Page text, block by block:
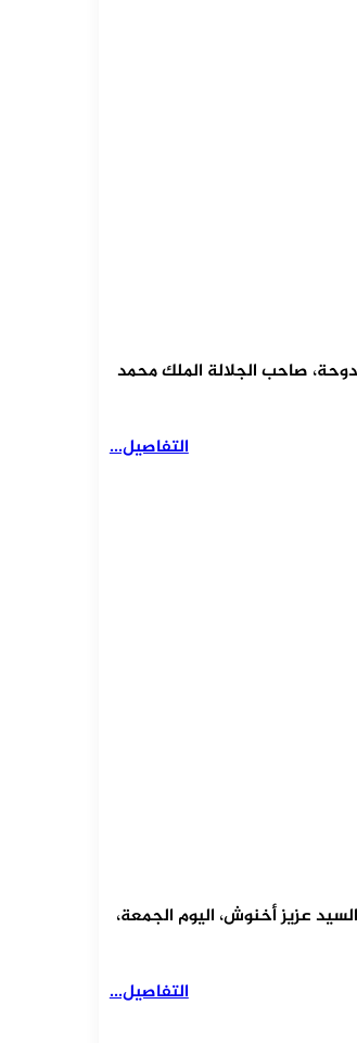
صاحب الجلالة الملك محمد
التفاصيل...
عزيز أخنوش، اليوم الجمعة،
التفاصيل...